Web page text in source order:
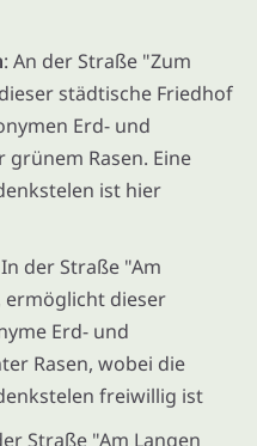
: An der Straße "Zum
städtische Friedhof
Erd- und
Rasen. Eine
ist hier
der Straße "Am
ermöglicht dieser
Erd- und
Rasen, wobei die
freiwillig ist
Straße "Am Langen